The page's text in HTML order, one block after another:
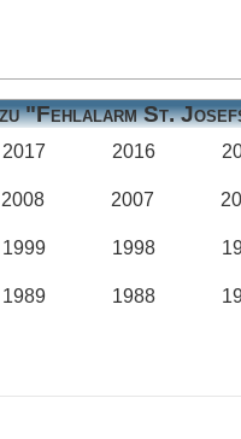
zu "Fehlalarm St.
2017 2016
2008 2007
1999 1998
1989 1988